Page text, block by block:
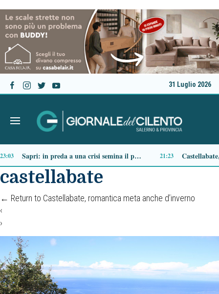
31 Luglio 2026
Ascea, nuova giunta per Sansone: Filippo Dragone vicesindaco, Egidio Criscuolo assessore ai Lavori Pubblici 14:51
castellabate
← Return to Castellabate, romantica meta anche d’inverno
‹
›